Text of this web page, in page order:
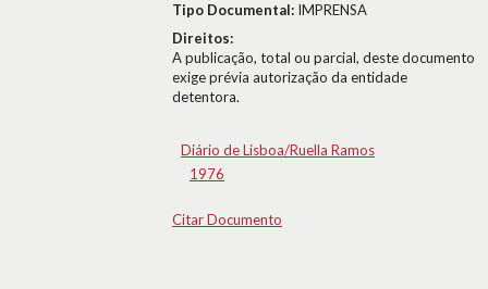
Tipo Documental: IMPRENSA
Direitos:
A publicação, total ou parcial, deste documento
exige prévia autorização da entidade
detentora.
Diário de Lisboa/Ruella Ramos
1976
Citar Documento